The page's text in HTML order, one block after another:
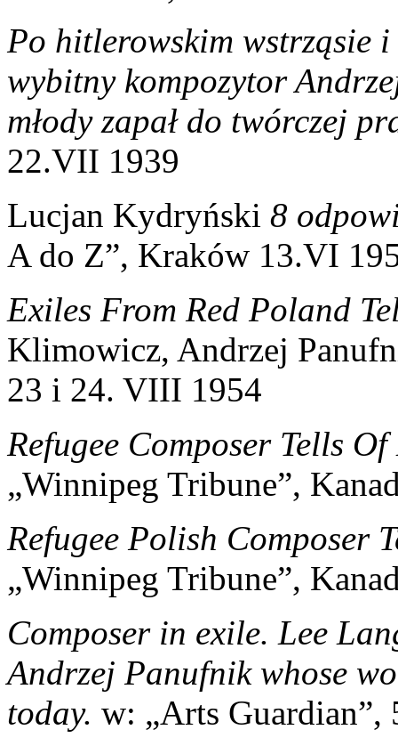
Po hitlerowskim wstrząsie i
wybitny kompozytor
młody zapał do twórczej
22.VII 1939
Lucjan Kydryński 8
A do Z”, Kraków 13.VI
Exiles From Red Poland
Klimowicz, Andrzej
23 i 24. VIII 1954
Refugee Composer Tells
„Winnipeg Tribune”,
Refugee Polish Composer
„Winnipeg Tribune”,
Composer in exile. Lee
Andrzej Panufnik whose
today. w: „Arts Guardian”,